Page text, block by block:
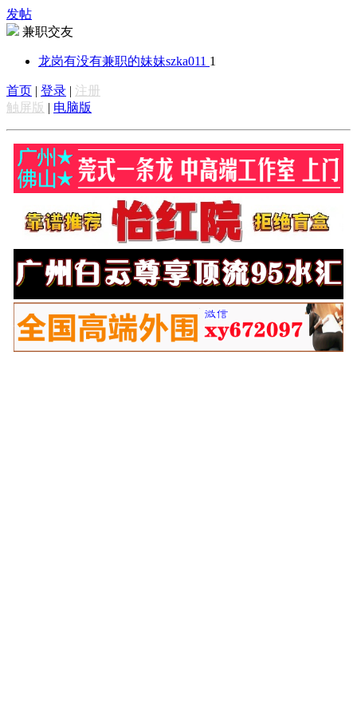
发帖
兼职交友
龙岗有没有兼职的妹妹szka011 1
首页 | 登录 | 注册
触屏版 | 电脑版